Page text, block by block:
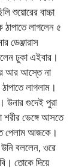
শুয়োরের বাচ্চা
লাগলেন ৫
ডেঞ্জারাস
ঢুকা এইবার।
আর আস্তে না
লাগলাম।
উনার গুদেই পুরা
ভেঙ্গে আসতে
পেলাম আজকে।
বললেন, ওরে
তোকে দিয়ে